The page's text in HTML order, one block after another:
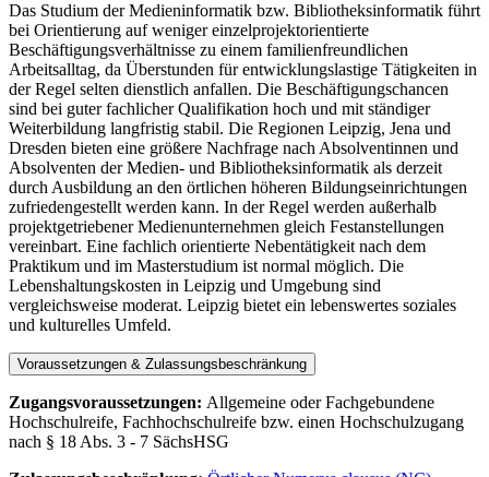
Das Studium der Medieninformatik bzw. Bibliotheksinformatik führt
bei Orientierung auf weniger einzelprojektorientierte
Beschäftigungsverhältnisse zu einem familienfreundlichen
Arbeitsalltag, da Überstunden für entwicklungslastige Tätigkeiten in
der Regel selten dienstlich anfallen. Die Beschäftigungschancen
sind bei guter fachlicher Qualifikation hoch und mit ständiger
Weiterbildung langfristig stabil. Die Regionen Leipzig, Jena und
Dresden bieten eine größere Nachfrage nach Absolventinnen und
Absolventen der Medien- und Bibliotheksinformatik als derzeit
durch Ausbildung an den örtlichen höheren Bildungseinrichtungen
zufriedengestellt werden kann. In der Regel werden außerhalb
projektgetriebener Medienunternehmen gleich Festanstellungen
vereinbart. Eine fachlich orientierte Nebentätigkeit nach dem
Praktikum und im Masterstudium ist normal möglich. Die
Lebenshaltungskosten in Leipzig und Umgebung sind
vergleichsweise moderat. Leipzig bietet ein lebenswertes soziales
und kulturelles Umfeld.
Voraussetzungen & Zulassungsbeschränkung
Zugangsvoraussetzungen: Allgemeine oder Fachgebundene
Hochschulreife, Fachhochschulreife bzw. einen Hochschulzugang
nach § 18 Abs. 3 - 7 SächsHSG